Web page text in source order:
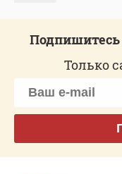
Подпишитесь
Только